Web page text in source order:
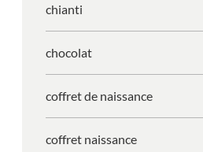
chianti
chocolat
coffret de naissance
coffret naissance